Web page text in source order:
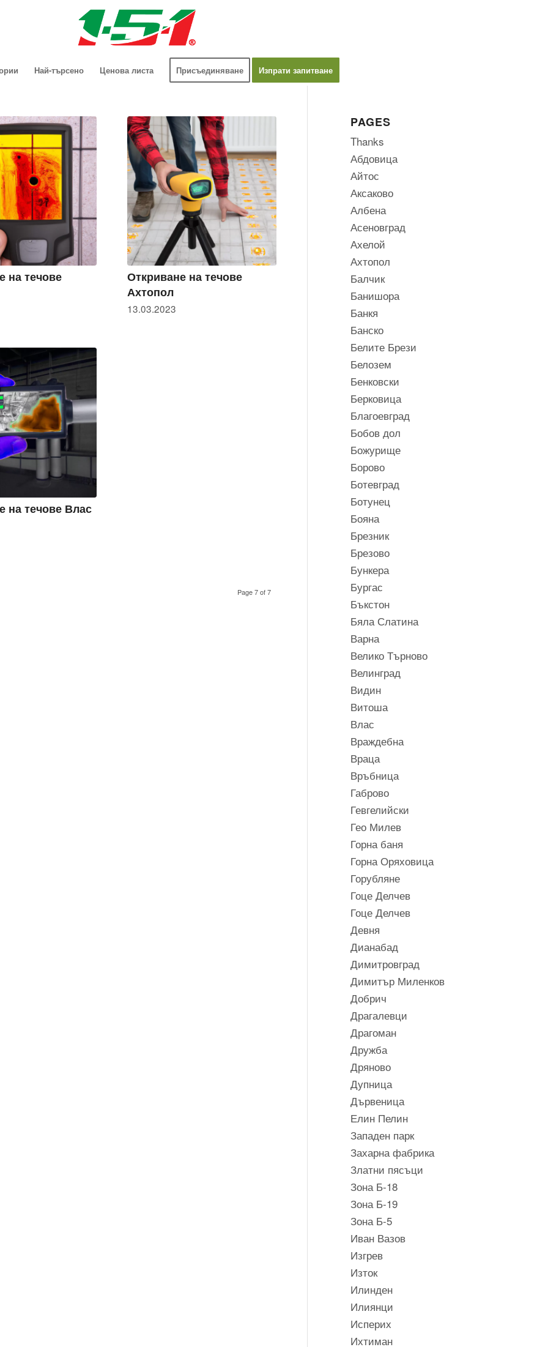
Най-търсено Ценова листа Присъединяване Изпрати запитване
на течове
Откриване на течове
Ахтопол
13.03.2023
на течове Влас
Page 7 of 7
PAGES
Thanks
Абдовица
Айтос
Аксаково
Албена
Асеновград
Ахелой
Ахтопол
Балчик
Банишора
Банкя
Банско
Белите Брези
Белозем
Бенковски
Берковица
Благоевград
Бобов дол
Божурище
Борово
Ботевград
Ботунец
Бояна
Брезник
Брезово
Бункера
Бургас
Бъкстон
Бяла Слатина
Варна
Велико Търново
Велинград
Видин
Витоша
Влас
Враждебна
Враца
Връбница
Габрово
Гевгелийски
Гео Милев
Горна баня
Горна Оряховица
Горубляне
Гоце Делчев
Гоце Делчев
Девня
Дианабад
Димитровград
Димитър Миленков
Добрич
Драгалевци
Драгоман
Дружба
Дряново
Дупница
Дървеница
Елин Пелин
Западен парк
Захарна фабрика
Златни пясъци
Зона Б-18
Зона Б-19
Зона Б-5
Иван Вазов
Изгрев
Изток
Илинден
Илиянци
Исперих
Ихтиман